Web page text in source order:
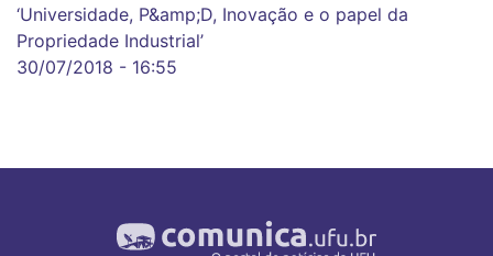
‘Universidade, P&amp;D, Inovação e o papel da
Propriedade Industrial’
30/07/2018 - 16:55